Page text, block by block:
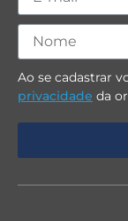
Ao se cadastrar
privacidade da